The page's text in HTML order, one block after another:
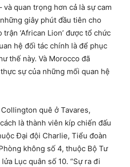
quan trọng hơn cả là sự cam
giây phút đầu tiên cho
‘African Lion’ được tổ chức
hệ đối tác chính là để phục
thế này. Và Morocco đã
sự của những mối quan hệ
quê ở Tavares,
là thành viên kíp chiến đấu
Đại đội Charlie, Tiểu đoàn
không số 4, thuộc Bộ Tư
Lục quân số 10. “Sự ra đi